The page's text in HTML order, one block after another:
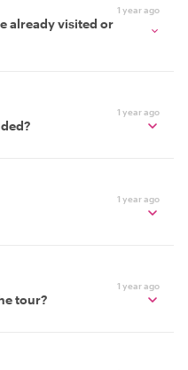
1 year ago
already visited or
1 year ago
1 year ago
1 year ago
tour?